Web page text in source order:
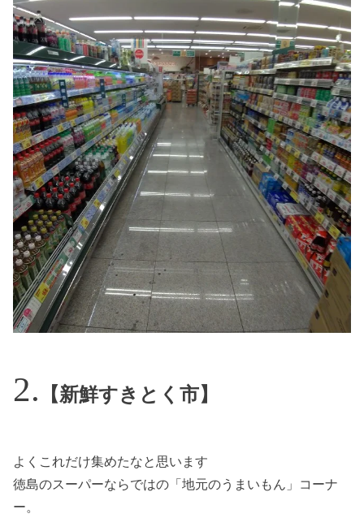
【新鮮すきとく市】
よくこれだけ集めたなと思います
徳島のスーパーならではの「地元のうまいもん」コーナ
ー。